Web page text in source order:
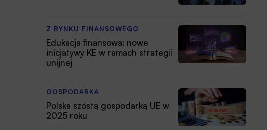
Z RYNKU FINANSOWEGO
Edukacja finansowa: nowe
inicjatywy KE w ramach strategii
unijnej
GOSPODARKA
Polska szóstą gospodarką UE w
2025 roku